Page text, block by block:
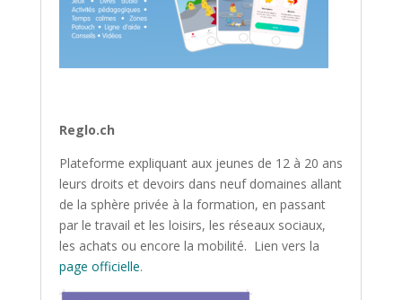
Reglo.ch
Plateforme expliquant aux jeunes de 12 à 20 ans
leurs droits et devoirs dans neuf domaines allant
de la sphère privée à la formation, en passant
par le travail et les loisirs, les réseaux sociaux,
les achats ou encore la mobilité. Lien vers la
page officielle.